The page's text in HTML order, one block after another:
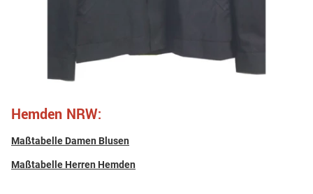
Hemden NRW:
Maßtabelle Damen Blusen
Maßtabelle Herren Hemden